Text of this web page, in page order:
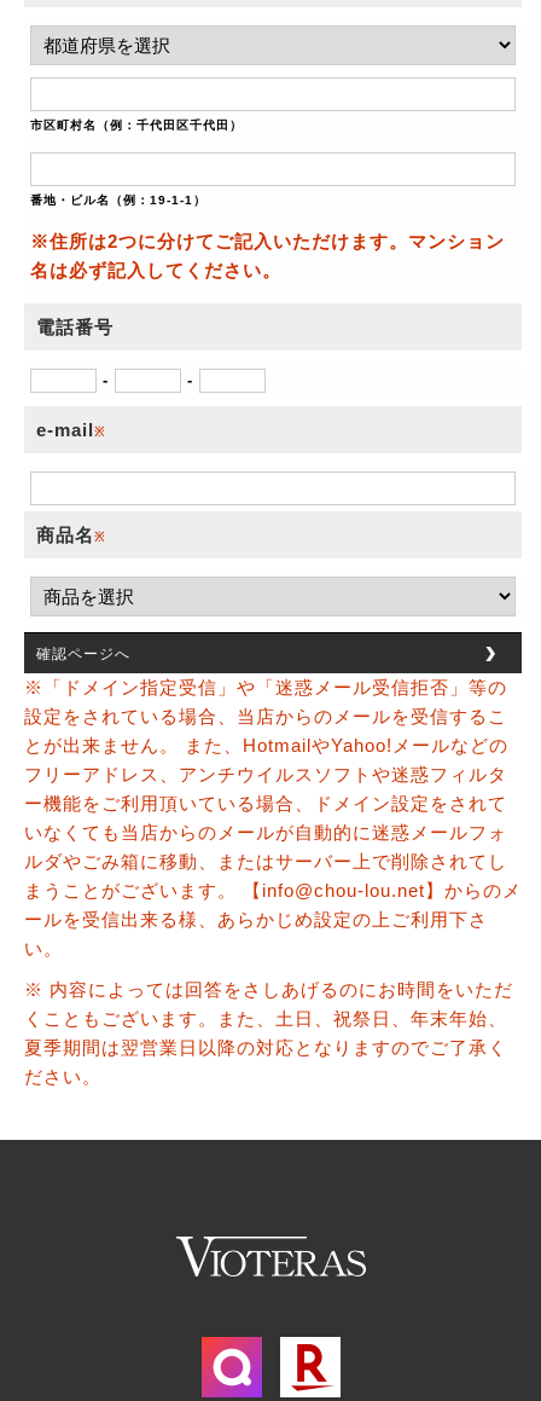
市区町村名（例：千代田区千代田）
番地・ビル名（例：19-1-1）
※住所は2つに分けてご記入いただけます。マンション
名は必ず記入してください。
電話番号
- -
e-mail※
商品名※
確認ページへ
※「ドメイン指定受信」や「迷惑メール受信拒否」等の
設定をされている場合、当店からのメールを受信するこ
とが出来ません。 また、HotmailやYahoo!メールなどの
フリーアドレス、アンチウイルスソフトや迷惑フィルタ
ー機能をご利用頂いている場合、ドメイン設定をされて
いなくても当店からのメールが自動的に迷惑メールフォ
ルダやごみ箱に移動、またはサーバー上で削除されてし
まうことがございます。 【info@chou-lou.net】からのメ
ールを受信出来る様、あらかじめ設定の上ご利用下さ
い。
※ 内容によっては回答をさしあげるのにお時間をいただ
くこともございます。また、土日、祝祭日、年末年始、
夏季期間は翌営業日以降の対応となりますのでご了承く
ださい。